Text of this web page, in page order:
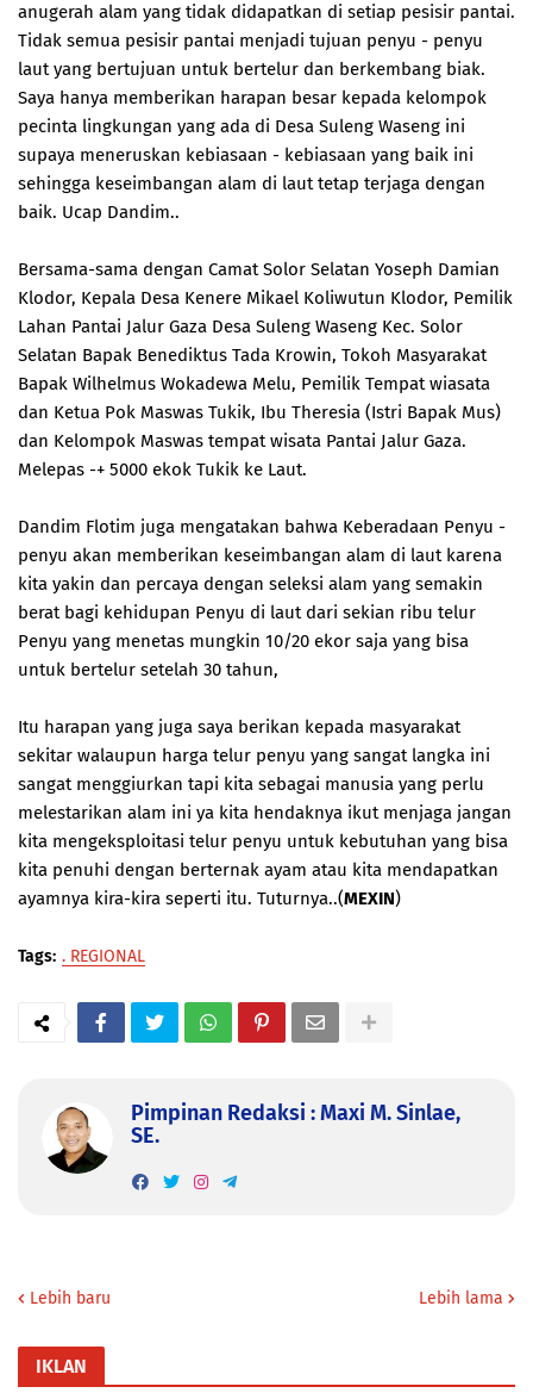
anugerah alam yang tidak didapatkan di setiap pesisir pantai.
Tidak semua pesisir pantai menjadi tujuan penyu - penyu
laut yang bertujuan untuk bertelur dan berkembang biak.
Saya hanya memberikan harapan besar kepada kelompok
pecinta lingkungan yang ada di Desa Suleng Waseng ini
supaya meneruskan kebiasaan - kebiasaan yang baik ini
sehingga keseimbangan alam di laut tetap terjaga dengan
baik. Ucap Dandim..
Bersama-sama dengan Camat Solor Selatan Yoseph Damian
Klodor, Kepala Desa Kenere Mikael Koliwutun Klodor, Pemilik
Lahan Pantai Jalur Gaza Desa Suleng Waseng Kec. Solor
Selatan Bapak Benediktus Tada Krowin, Tokoh Masyarakat
Bapak Wilhelmus Wokadewa Melu, Pemilik Tempat wiasata
dan Ketua Pok Maswas Tukik, Ibu Theresia (Istri Bapak Mus)
dan Kelompok Maswas tempat wisata Pantai Jalur Gaza.
Melepas -+ 5000 ekok Tukik ke Laut.
Dandim Flotim juga mengatakan bahwa Keberadaan Penyu -
penyu akan memberikan keseimbangan alam di laut karena
kita yakin dan percaya dengan seleksi alam yang semakin
berat bagi kehidupan Penyu di laut dari sekian ribu telur
Penyu yang menetas mungkin 10/20 ekor saja yang bisa
untuk bertelur setelah 30 tahun,
Itu harapan yang juga saya berikan kepada masyarakat
sekitar walaupun harga telur penyu yang sangat langka ini
sangat menggiurkan tapi kita sebagai manusia yang perlu
melestarikan alam ini ya kita hendaknya ikut menjaga jangan
kita mengeksploitasi telur penyu untuk kebutuhan yang bisa
kita penuhi dengan berternak ayam atau kita mendapatkan
ayamnya kira-kira seperti itu. Tuturnya..(MEXIN)
Tags: . REGIONAL
Pimpinan Redaksi : Maxi M. Sinlae,
SE.
Lebih baru Lebih lama
IKLAN